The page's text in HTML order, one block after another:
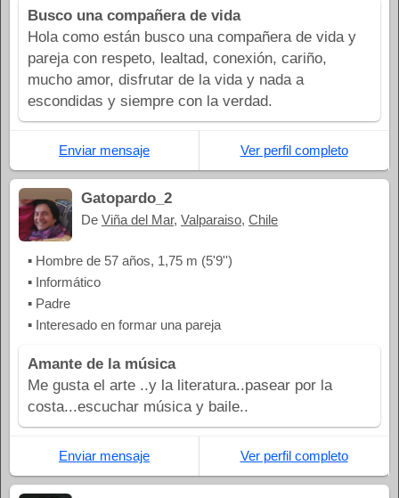
Busco una compañera de vida
Hola como están busco una compañera de vida y
pareja con respeto, lealtad, conexión, cariño,
mucho amor, disfrutar de la vida y nada a
escondidas y siempre con la verdad.
Enviar mensaje Ver perfil completo
Gatopardo_2
De Viña del Mar, Valparaiso, Chile
▪ Hombre de 57 años, 1,75 m (5'9'')
▪ Informático
▪ Padre
▪ Interesado en formar una pareja
Amante de la música
Me gusta el arte ..y la literatura..pasear por la
costa...escuchar música y baile..
Enviar mensaje Ver perfil completo